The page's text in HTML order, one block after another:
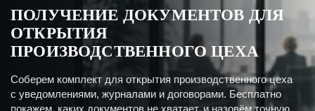
ПОЛУЧЕНИЕ ДОКУМЕНТОВ ДЛЯ
ОТКРЫТИЯ
ПРОИЗВОДСТВЕННОГО ЦЕХА
Соберем комплект для открытия производственного цеха
с уведомлениями, журналами и договорами. Бесплатно
покажем, каких документов не хватает, и назовём точную